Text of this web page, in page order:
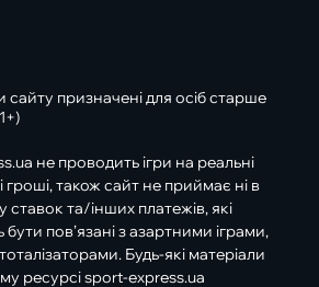
сайту призначені для осіб старше
не проводить ігри на реальні
гроші, також сайт не приймає ні в
ставок та/інших платежів, які
пов’язані з азартними іграми,
Будь-які матеріали
ресурсі sport-express.ua